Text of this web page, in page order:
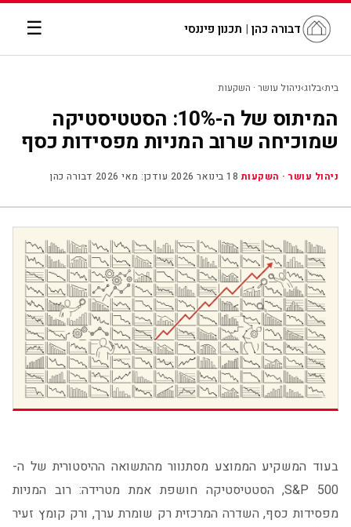
דבורה כהן | תכנון פיננסי ☰
בית›בלוג›ניהול עושר · השקעות
המיתוס של ה-10%: הסטטיסטיקה
שמוכיחה שרוב המניות מפסידות כסף
ניהול עושר · השקעות·18 בינואר 2026 ·עודכן: מאי 2026 ·דבורה כהן
בעוד המשקיע הממוצע מסתנוור מהתשואה ההיסטורית של ה-
S&P 500, הסטטיסטיקה חושפת אמת מטרידה: רוב המניות
מפסידות כסף, השדרה המרכזית רק שומרת ערך, ורק קומץ זעיר